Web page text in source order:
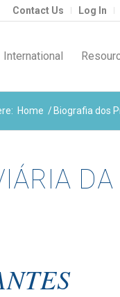
Contact Us Log In
International
Home / Biografia dos